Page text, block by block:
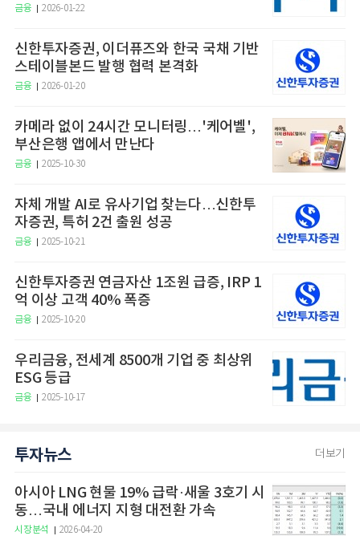
금융 2026-01-22
신한투자증권, 이더퓨즈와 한국 국채 기반
스테이블본드 발행 협력 본격화
금융 2026-01-20
카메라 없이 24시간 모니터링…'케어벨',
부산은행 앱에서 만난다
금융 2025-10-30
자체 개발 AI로 유사기업 찾는다…신한투
자증권, 특허 2건 출원 성공
금융 2025-10-21
신한투자증권 연금자산 1조원 급증, IRP 1
억 이상 고객 40% 폭증
금융 2025-10-20
우리금융, 전세계 8500개 기업 중 최상위
ESG 등급
금융 2025-10-17
투자뉴스 더보기
아시아 LNG 현물 19% 급락·새울 3호기 시
동…국내 에너지 지형 대전환 가속
시장분석 2026-04-20